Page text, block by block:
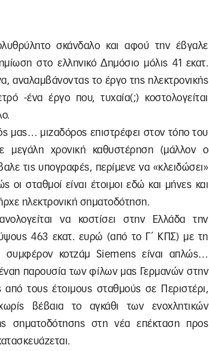
σκάνδαλο και αφού την έβγαλε
στο ελληνικό Δημόσιο μόλις 41 εκατ.
αναλαμβάνοντας το έργο της ηλεκτρονικής
-ένα έργο που, τυχαία(;) κοστολογείται
μας… μιζαδόρος επιστρέφει στον τόπο του
μεγάλη χρονική καθυστέρηση (μάλλον ο
τις υπογραφές, περίμενε να «κλειδώσει»
σταθμοί είναι έτοιμοι εδώ και μήνες και
ηλεκτρονική σηματοδότηση.
να κοστίσει στην Ελλάδα την
463 εκατ. ευρώ (από το Γ΄ ΚΠΣ) με τη
κοτζάμ Siemens είναι απλώς…
παρουσία των φίλων μας Γερμανών στην
τους έτοιμους σταθμούς σε Περιστέρι,
βέβαια το αγκάθι των ενοχλητικών
σηματοδότησης στη νέα επέκταση προς